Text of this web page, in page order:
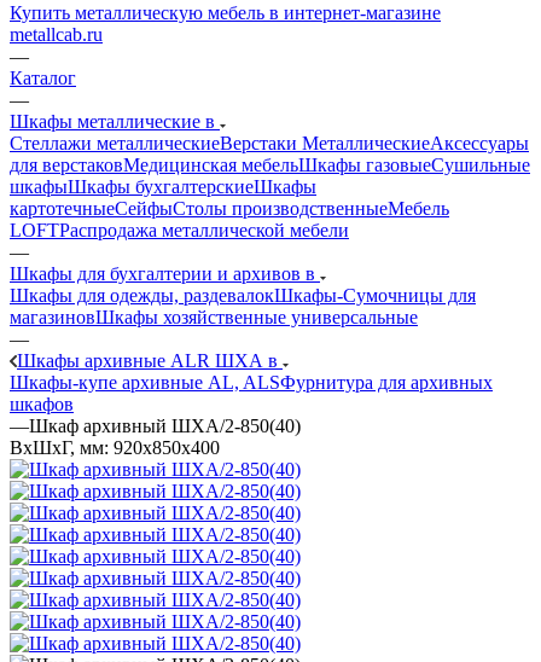
Купить металлическую мебель в интернет-магазине
metallcab.ru
—
Каталог
—
Шкафы металлические в
Стеллажи металлическиеВерстаки МеталлическиеАксессуары
для верстаковМедицинская мебельШкафы газовыеСушильные
шкафыШкафы бухгалтерскиеШкафы
картотечныеСейфыСтолы производственныеМебель
LOFTРаспродажа металлической мебели
—
Шкафы для бухгалтерии и архивов в
Шкафы для одежды, раздевалокШкафы-Сумочницы для
магазиновШкафы хозяйственные универсальные
—
Шкафы архивные ALR ШХА в
Шкафы-купе архивные AL, ALSФурнитура для архивных
шкафов
—Шкаф архивный ШХА/2-850(40)
ВхШхГ, мм: 920x850x400